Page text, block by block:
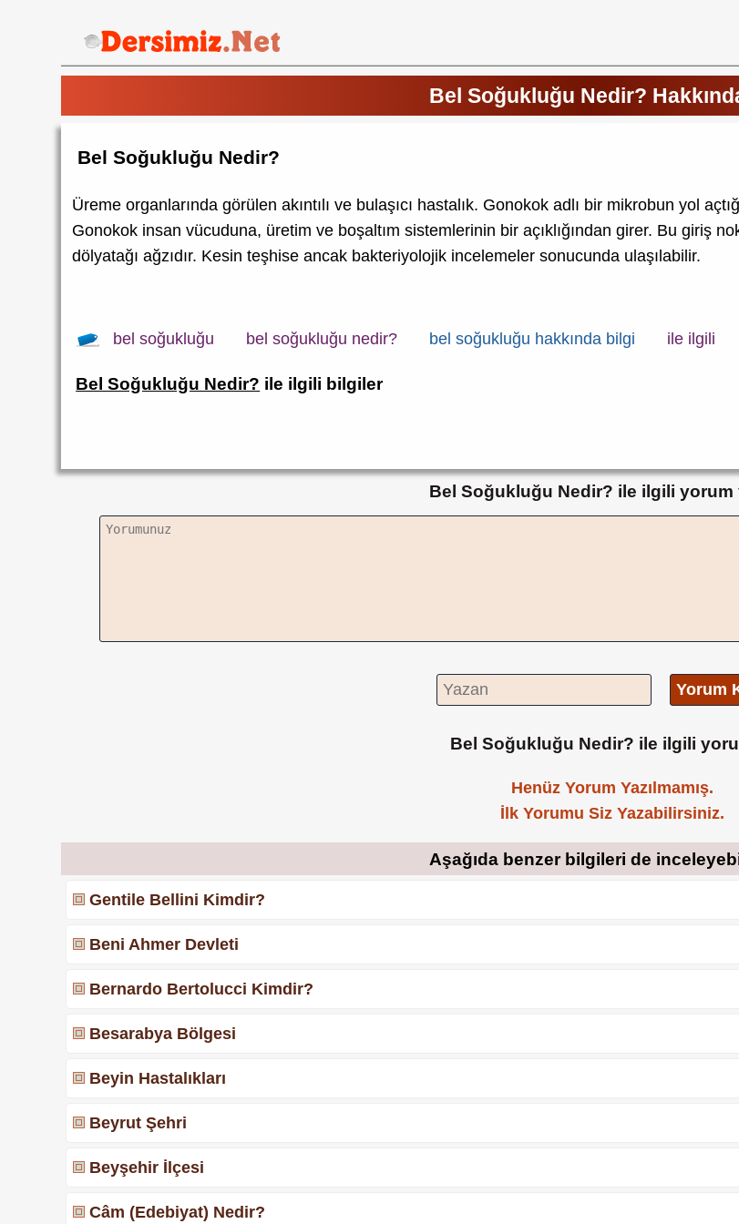
Bel Soğukluğu Nedir?
Bel Soğukluğu Nedir?
Üreme organlarında görülen akıntılı ve bulaşıcı hastalık. Gonokok adlı bir mikrobun yol
Gonokok insan vücuduna, üretim ve boşaltım sistemlerinin bir açıklığından girer. Bu giriş
dölyatağı ağzıdır. Kesin teşhise ancak bakteriyolojik incelemeler sonucunda ulaşılabilir.
bel soğukluğu bel soğukluğu nedir? bel soğukluğu hakkında bilgi ile ilgili
Bel Soğukluğu Nedir? ile ilgili bilgiler
Bel Soğukluğu Nedir? ile ilgili yorum
Yorum
Bel Soğukluğu Nedir? ile ilgili
Henüz Yorum Yazılmamış.
İlk Yorumu Siz Yazabilirsiniz.
Aşağıda benzer bilgileri de
Gentile Bellini Kimdir?
Beni Ahmer Devleti
Bernardo Bertolucci Kimdir?
Besarabya Bölgesi
Beyin Hastalıkları
Beyrut Şehri
Beyşehir İlçesi
Câm (Edebiyat) Nedir?